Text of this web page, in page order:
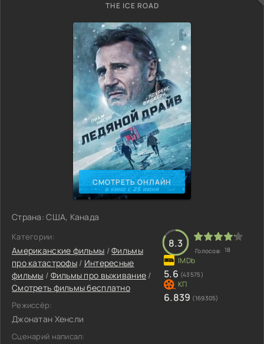
THE ICE ROAD
СМОТРЕТЬ ОНЛАЙН
Страна: США, Канада
Категории:
Американские фильмы /Фильмы
про катастрофы/ Интересные
фильмы / Фильмы про выживание /
Смотреть фильмы бесплатно
Режиссёр:
Джонатан Хенсли
Сценарий написал:
8.3
Голосов: 18
5.6 (43575)
6.839 (169305)